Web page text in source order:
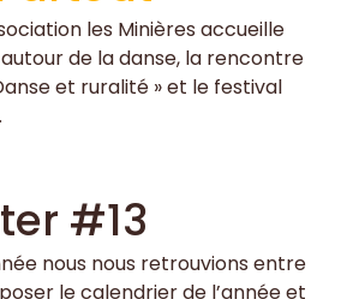
les Minières accueille
de la danse, la rencontre
et ruralité » et le festival
#13
nous nous retrouvions entre
le calendrier de l’année et